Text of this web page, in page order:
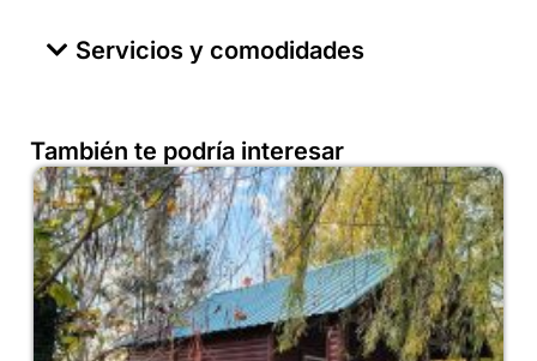
Servicios y comodidades
También te podría interesar